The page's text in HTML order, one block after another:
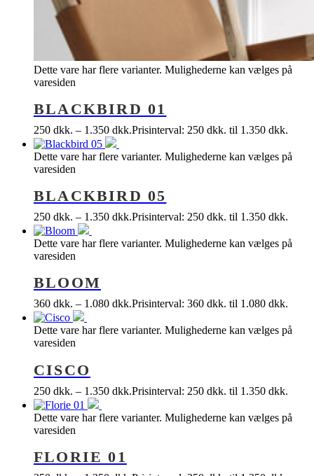
Dette vare har flere varianter. Mulighederne kan vælges på
varesiden
BLACKBIRD 01
250 dkk. – 1.350 dkk.Prisinterval: 250 dkk. til 1.350 dkk.
Dette vare har flere varianter. Mulighederne kan vælges på
varesiden
BLACKBIRD 05
250 dkk. – 1.350 dkk.Prisinterval: 250 dkk. til 1.350 dkk.
Dette vare har flere varianter. Mulighederne kan vælges på
varesiden
BLOOM
360 dkk. – 1.080 dkk.Prisinterval: 360 dkk. til 1.080 dkk.
Dette vare har flere varianter. Mulighederne kan vælges på
varesiden
CISCO
250 dkk. – 1.350 dkk.Prisinterval: 250 dkk. til 1.350 dkk.
Dette vare har flere varianter. Mulighederne kan vælges på
varesiden
FLORIE 01